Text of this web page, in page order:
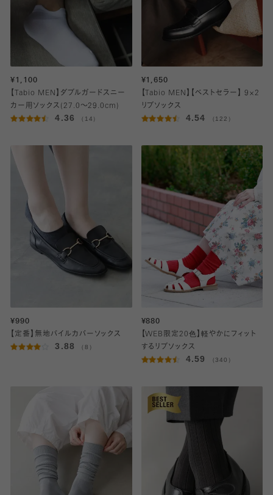
¥1,100
【Tabio MEN】ダブルガードスニー
カー用ソックス(27.0～29.0cm)
4.36 （14）
¥1,650
【Tabio MEN】【ベストセラー】 9×2
リブソックス
4.54 （122）
¥990
【定番】無地パイルカバーソックス
3.88 （8）
¥880
【WEB限定20色】軽やかにフィット
するリブソックス
4.59 （340）